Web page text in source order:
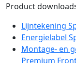
Product
Lijntekening
Energielabel
Montage- en
Premium